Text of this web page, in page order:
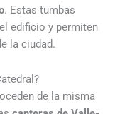
. Estas tumbas
edificio y permiten
la ciudad.
de la misma